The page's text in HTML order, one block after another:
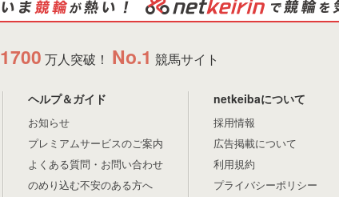
1700 万人突破！ No.1 競馬サイト
ヘルプ＆ガイド
お知らせ
プレミアムサービスのご案内
よくある質問・お問い合わせ
のめり込む不安のある方へ
netkeibaについて
採用情報
広告掲載について
利用規約
プライバシーポリシー